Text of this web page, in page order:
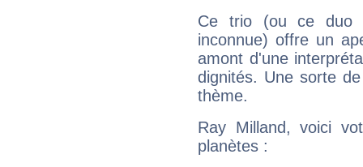
Ce trio (ou ce duo
inconnue) offre un
amont d'une
dignités. Une sorte
thème.
Ray Milland, voici
planètes :